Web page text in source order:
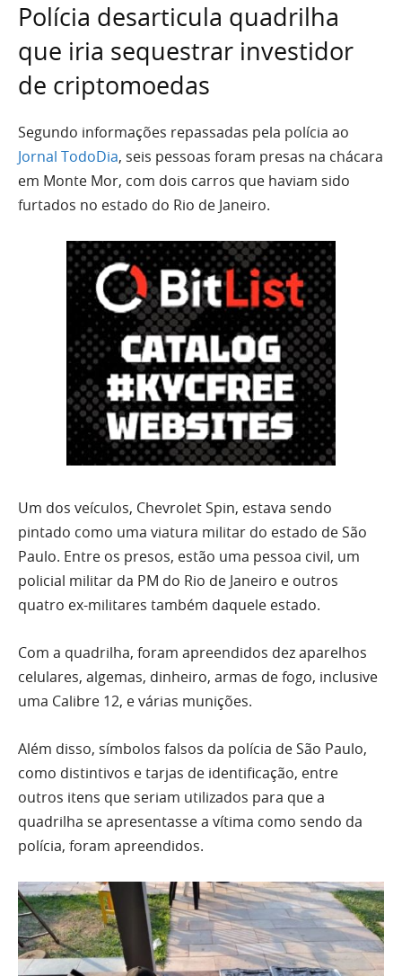
Polícia desarticula quadrilha
que iria sequestrar investidor
de criptomoedas
Segundo informações repassadas pela polícia ao
Jornal TodoDia, seis pessoas foram presas na chácara
em Monte Mor, com dois carros que haviam sido
furtados no estado do Rio de Janeiro.
Um dos veículos, Chevrolet Spin, estava sendo
pintado como uma viatura militar do estado de São
Paulo. Entre os presos, estão uma pessoa civil, um
policial militar da PM do Rio de Janeiro e outros
quatro ex-militares também daquele estado.
Com a quadrilha, foram apreendidos dez aparelhos
celulares, algemas, dinheiro, armas de fogo, inclusive
uma Calibre 12, e várias munições.
Além disso, símbolos falsos da polícia de São Paulo,
como distintivos e tarjas de identificação, entre
outros itens que seriam utilizados para que a
quadrilha se apresentasse a vítima como sendo da
polícia, foram apreendidos.